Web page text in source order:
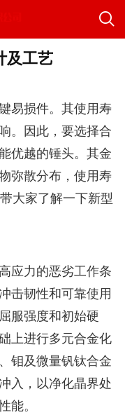
及工艺
损件。其使用寿
。因此，要选择合
优越的锤头。其金
弥散分布，使用寿
大家了解一下新型
力的恶劣工作条
击韧性和可靠使用
服强度和初始硬
上进行多元合金化
钼及微量钒钛合金
入，以净化晶界处
能。